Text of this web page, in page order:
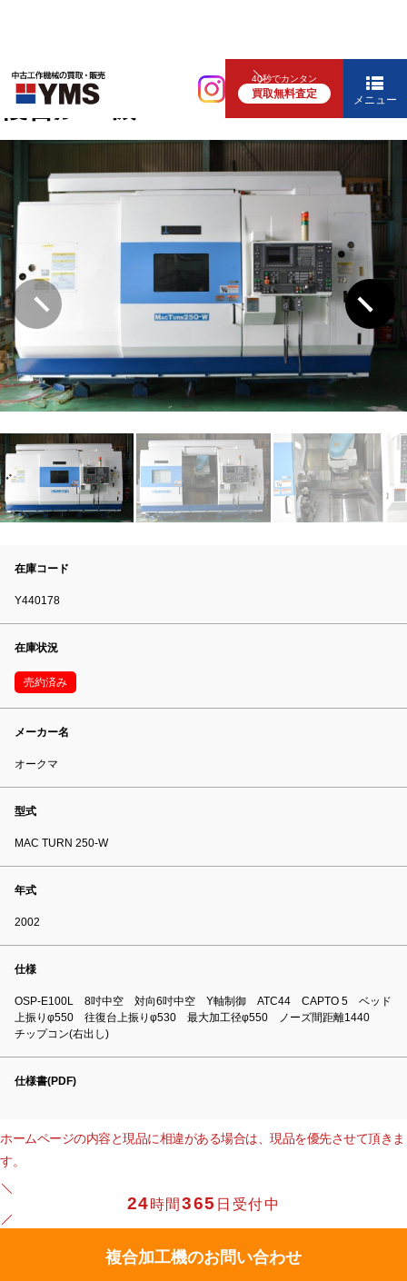
40秒でカンタン
買取無料査定 メニュー
NC旋盤
複合加工機
在庫コード
Y440178
在庫状況
売約済み
メーカー名
オークマ
型式
MAC TURN 250-W
年式
2002
仕様
OSP-E100L 8吋中空 対向6吋中空 Y軸制御 ATC44 CAPTO 5 ベッド
上振りφ550 往復台上振りφ530 最大加工径φ550 ノーズ間距離1440
チップコン(右出し)
仕様書(PDF)
ホームページの内容と現品に相違がある場合は、現品を優先させて頂きま
す。
24時間365 日受付中